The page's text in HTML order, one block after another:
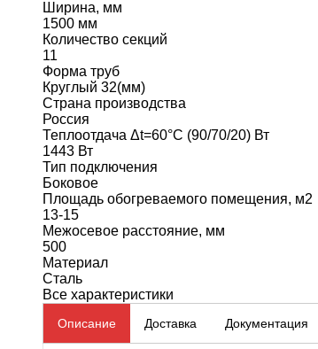
Ширина, мм
1500 мм
Количество секций
11
Форма труб
Круглый 32(мм)
Страна производства
Россия
Теплоотдача Δt=60°C (90/70/20) Вт
1443 Вт
Тип подключения
Боковое
Площадь обогреваемого помещения, м2
13-15
Межосевое расстояние, мм
500
Материал
Сталь
Все характеристики
Описание Доставка Документация